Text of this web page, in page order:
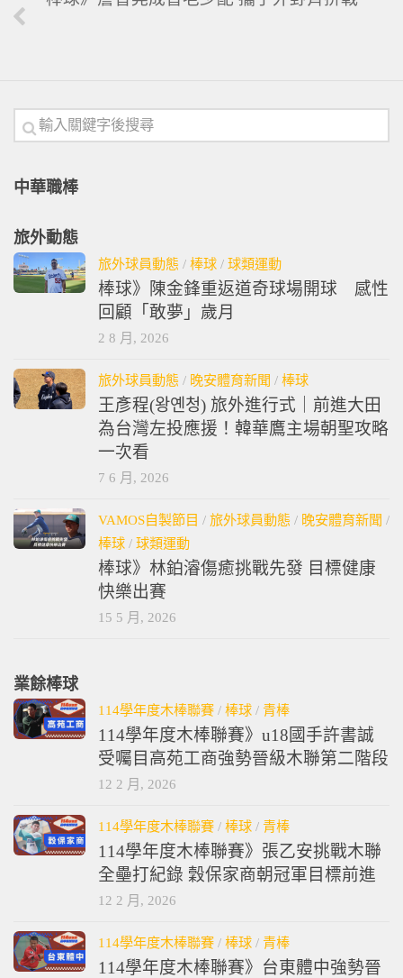
中華職棒
旅外動態
旅外球員動態 / 棒球 / 球類運動
棒球》陳金鋒重返道奇球場開球 感性
回顧「敢夢」歲月
2 8 月, 2026
旅外球員動態 / 晚安體育新聞 / 棒球
王彥程(왕옌청) 旅外進行式｜前進大田
為台灣左投應援！韓華鷹主場朝聖攻略
一次看
7 6 月, 2026
VAMOS自製節目 / 旅外球員動態 / 晚安體育新聞 /
棒球 / 球類運動
棒球》林鉑濬傷癒挑戰先發 目標健康
快樂出賽
15 5 月, 2026
業餘棒球
114學年度木棒聯賽 / 棒球 / 青棒
114學年度木棒聯賽》u18國手許書誠
受囑目高苑工商強勢晉級木聯第二階段
12 2 月, 2026
114學年度木棒聯賽 / 棒球 / 青棒
114學年度木棒聯賽》張乙安挑戰木聯
全壘打紀錄 穀保家商朝冠軍目標前進
12 2 月, 2026
114學年度木棒聯賽 / 棒球 / 青棒
114學年度木棒聯賽》台東體中強勢晉